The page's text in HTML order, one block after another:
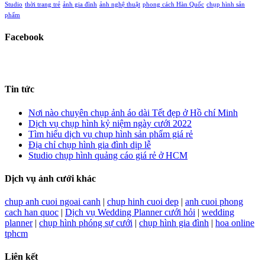
Studio thời trang trẻ ảnh gia đình ảnh nghệ thuật phong cách Hàn Quốc chụp hình sản
phẩm
Facebook
Tin tức
Nơi nào chuyên chụp ảnh áo dài Tết đẹp ở Hồ chí Minh
Dịch vụ chụp hình kỷ niệm ngày cưới 2022
Tìm hiểu dịch vụ chụp hình sản phẩm giá rẻ
Địa chỉ chụp hình gia đình dịp lễ
Studio chụp hình quảng cáo giá rẻ ở HCM
Dịch vụ ảnh cưới khác
chup anh cuoi ngoai canh | chup hinh cuoi dep | anh cuoi phong
cach han quoc | Dịch vụ Wedding Planner cưới hỏi | wedding
planner| chụp hình phóng sự cưới | chụp hình gia đình | hoa online
tphcm
Liên kết